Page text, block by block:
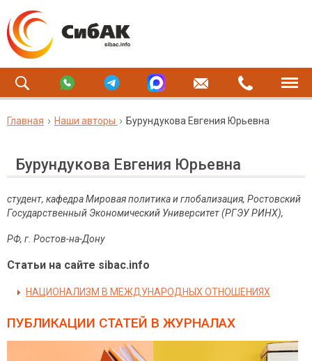
Главная Наши авторы Бурундукова Евгения Юрьевна
Бурундукова Евгения Юрьевна
студент, кафедра Мировая политика и глобализация, Ростовский
Государственный Экономический Университет (РГЭУ РИНХ),
РФ, г. Ростов-на-Дону
Статьи на сайте sibac.info
НАЦИОНАЛИЗМ В МЕЖДУНАРОДНЫХ ОТНОШЕНИЯХ
ПУБЛИКАЦИИ СТАТЕЙ В ЖУРНАЛАХ